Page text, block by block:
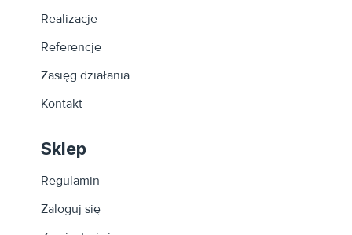
Realizacje
Referencje
Zasięg działania
Kontakt
Sklep
Regulamin
Zaloguj się